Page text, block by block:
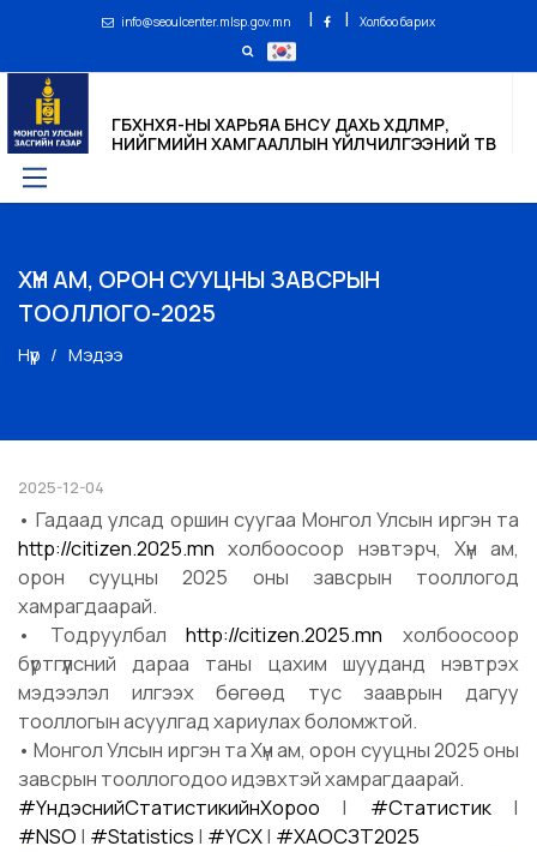
info@seoulcenter.mlsp.gov.mn | | Холбоо барих
ГБХНХЯ-НЫ ХАРЬЯА БНСУ ДАХЬ ХӨДӨЛМӨР,
НИЙГМИЙН ХАМГААЛЛЫН ҮЙЛЧИЛГЭЭНИЙ ТӨВ
ХҮН АМ, ОРОН СУУЦНЫ ЗАВСРЫН
ТООЛЛОГО-2025
Нүүр Мэдээ
2025-12-04
• Гадаад улсад оршин суугаа Монгол Улсын иргэн та
http://citizen.2025.mn холбоосоор нэвтэрч, Хүн ам,
орон сууцны 2025 оны завсрын тооллогод
хамрагдаарай.
• Тодруулбалhttp://citizen.2025.mn холбоосоор
бүртгүүлсний дараа таны цахим шууданд нэвтрэх
мэдээлэл илгээх бөгөөд тус зааврын дагуу
тооллогын асуулгад хариулах боломжтой.
• Монгол Улсын иргэн та Хүн ам, орон сууцны 2025 оны
завсрын тооллогодоо идэвхтэй хамрагдаарай.
#ҮндэснийСтатистикийнХороо | #Статистик|
#NSO | #Statistics | #ҮСХ| #ХАОСЗТ2025